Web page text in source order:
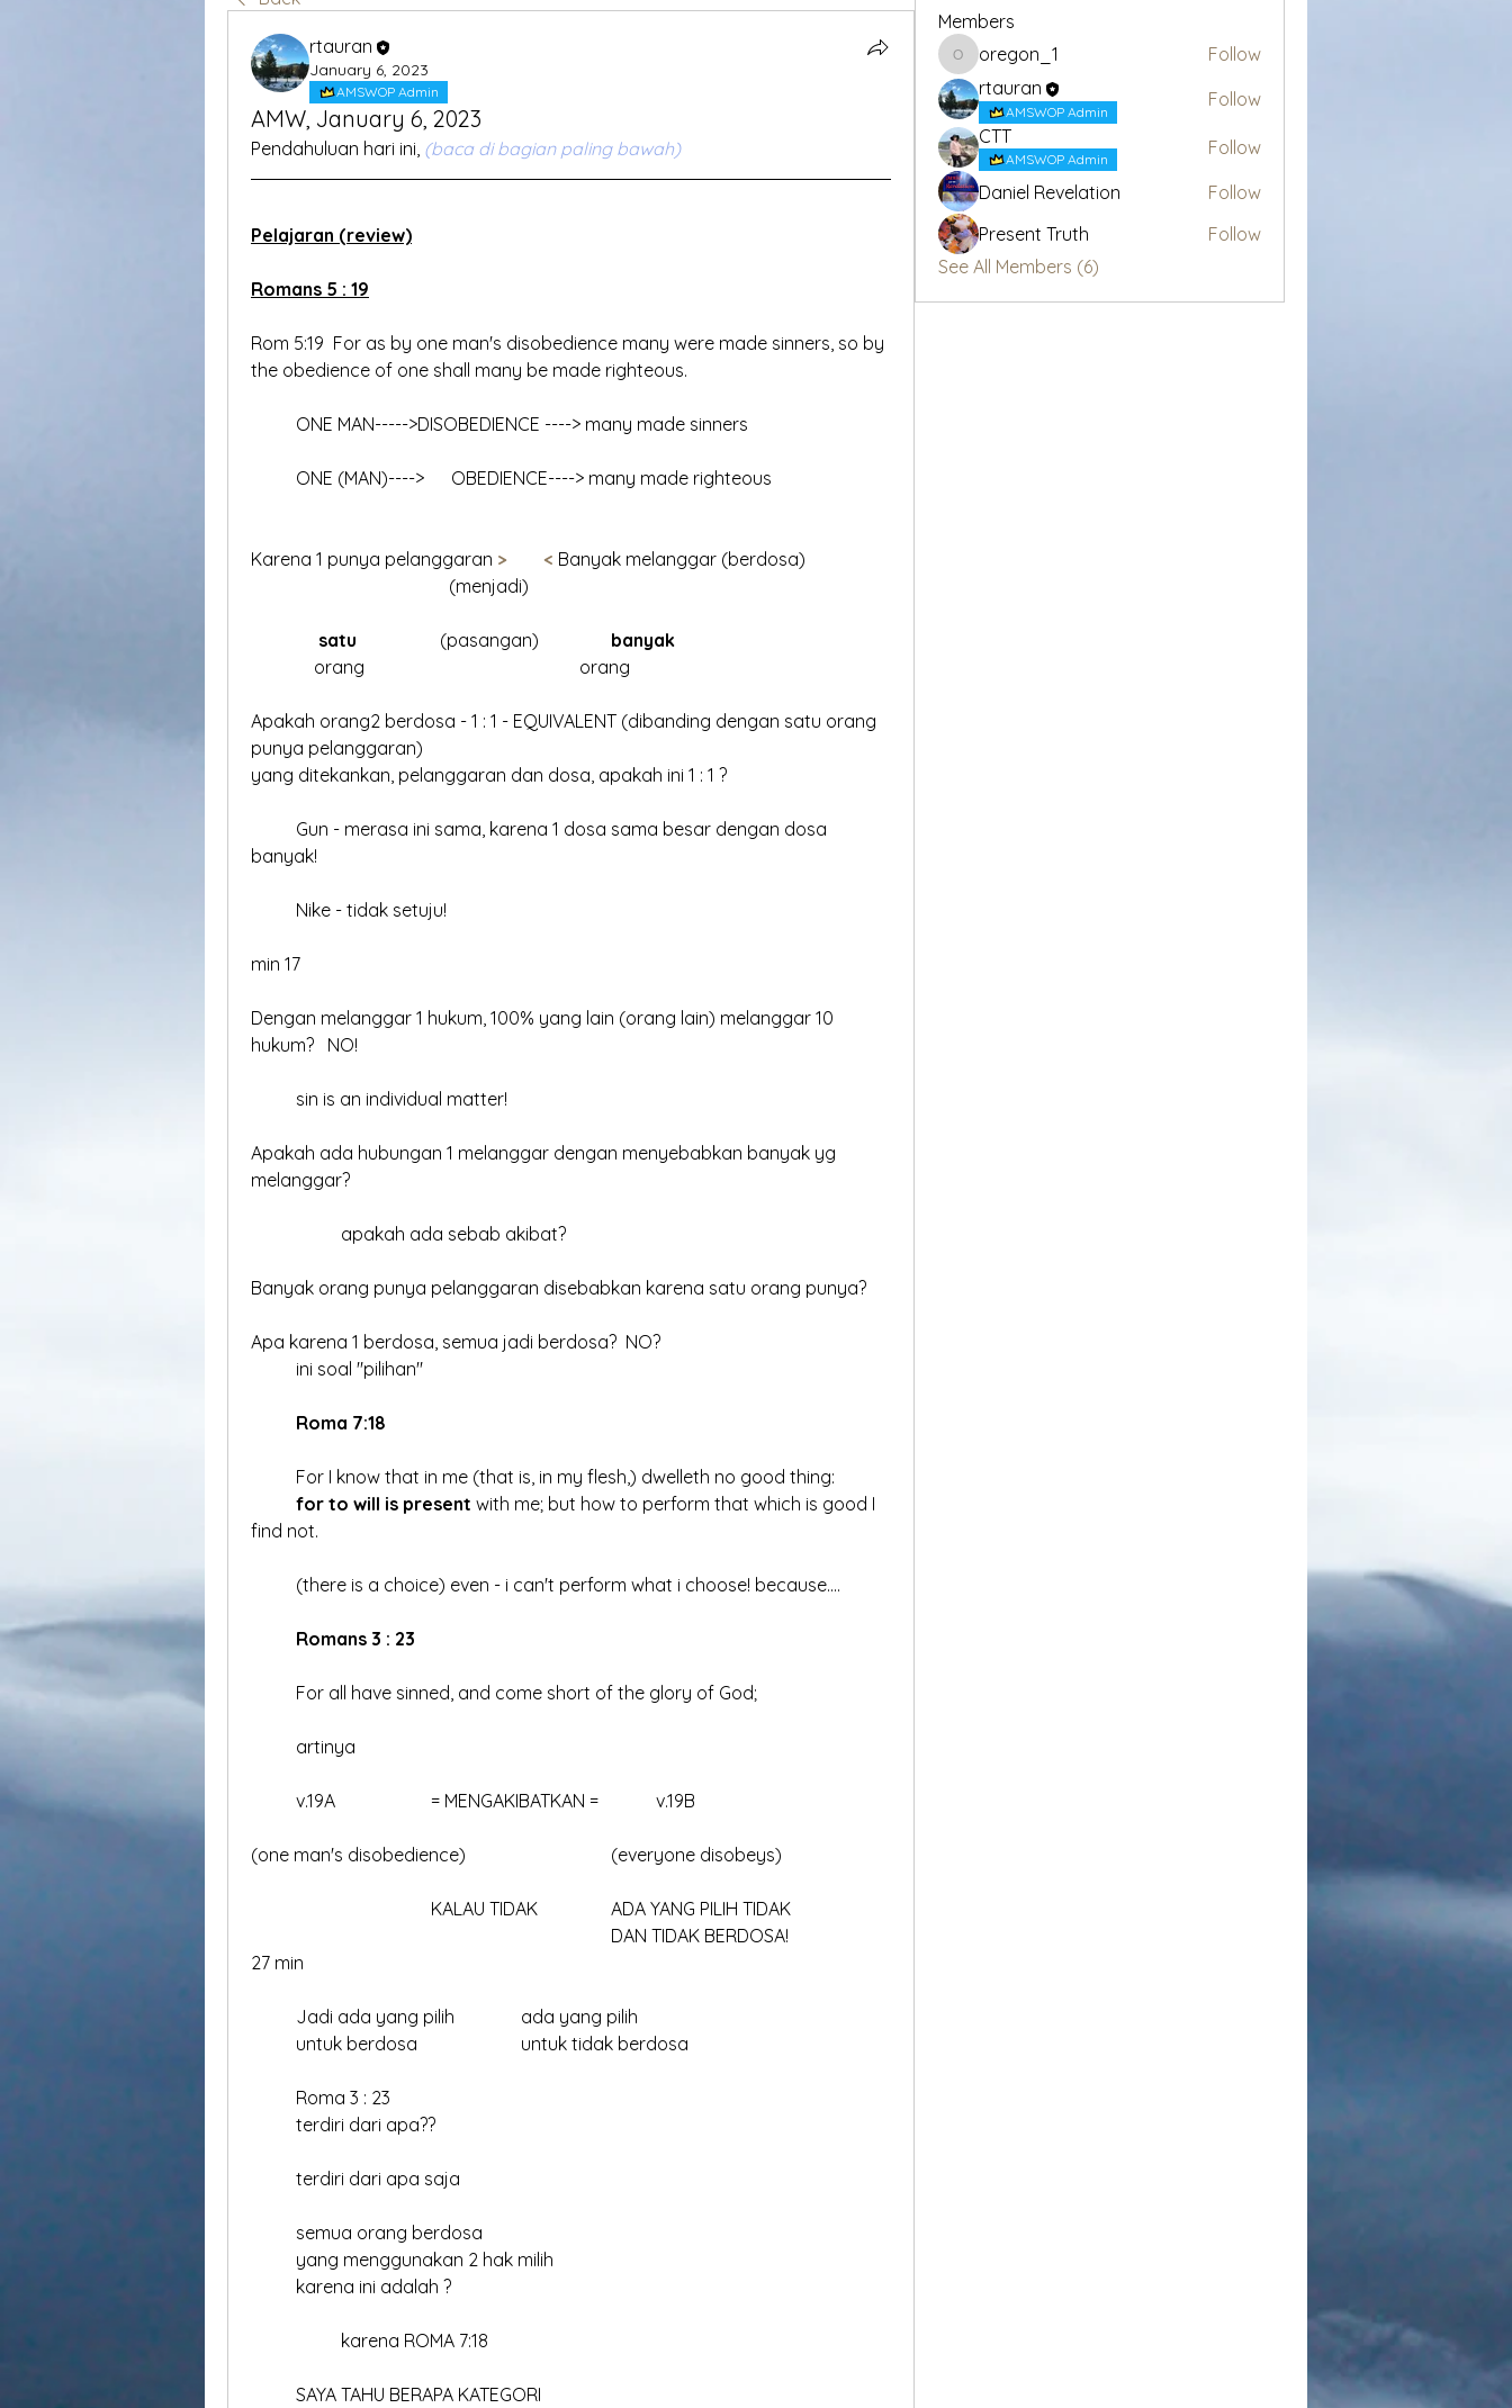
rtauran
January 6, 2023
AMSWOP Admin
AMW, January 6, 2023
Pendahuluan hari ini, (baca di bagian paling bawah)
Pelajaran (review)
Romans 5 : 19
Rom 5:19  For as by one man's disobedience many were made sinners, so by
the obedience of one shall many be made righteous.
	ONE MAN----->DISOBEDIENCE ----> many made sinners
	ONE (MAN)---->      OBEDIENCE----> many made righteous
Karena 1 punya pelanggaran >        < Banyak melanggar (berdosa)
				    (menjadi)
        banyak
	    orang			                       orang
Apakah orang2 berdosa - 1 : 1 - EQUIVALENT (dibanding dengan satu orang
punya pelanggaran)
yang ditekankan, pelanggaran dan dosa, apakah ini 1 : 1 ?
banyak!
	Nike - tidak setuju!
min 17
Dengan melanggar 1 hukum, 100% yang lain (orang lain) melanggar 10
hukum?   NO!
	sin is an individual matter!
Apakah ada hubungan 1 melanggar dengan menyebabkan banyak yg
melanggar?
		apakah ada sebab akibat?
Banyak orang punya pelanggaran disebabkan karena satu orang punya?
Apa karena 1 berdosa, semua jadi berdosa?  NO?
	ini soal "pilihan"
Roma 7:18
	For I know that in me (that is, in my flesh,) dwelleth no good thing:
for to will is present with me; but how to perform that which is good I
find not.
	(there is a choice) even - i can't perform what i choose! because....
Romans 3 : 23
	For all have sinned, and come short of the glory of God;
	artinya
	v.19A 		= MENGAKIBATKAN =  		v.19B
(one man's disobedience)				(everyone disobeys)
				KALAU TIDAK 		ADA YANG PILIH TIDAK
								DAN TIDAK BERDOSA!
27 min
	Jadi ada yang pilih 		ada yang pilih
	untuk berdosa			untuk tidak berdosa
	Roma 3 : 23
	terdiri dari apa??
	terdiri dari apa saja
	semua orang berdosa
	yang menggunakan 2 hak milih
	karena ini adalah ?
		karena ROMA 7:18
	SAYA TAHU BERAPA KATEGORI
Members
oregon_1
oregon_1
Follow
rtauran
AMSWOP Admin
Follow
CTT
AMSWOP Admin
Follow
Daniel Revelation
Follow
Present Truth
Follow
See All Members (6)